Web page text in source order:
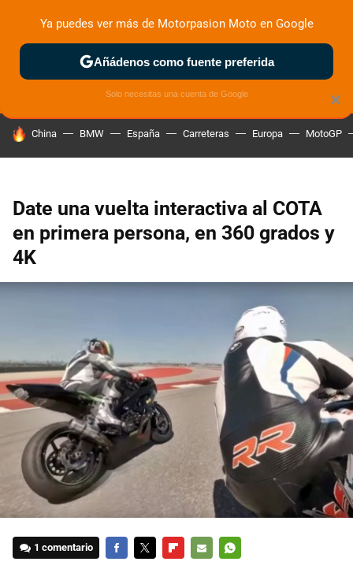
ZONA DE PRUEBAS DEPORTIVAS MOTOS ELÉCTRICAS
HOY SE HABLA DE
China BMW España Carreteras Europa MotoGP
Date una vuelta interactiva al COTA
en primera persona, en 360 grados y
4K
1 comentario
×
Ya puedes ver más de Motorpasion Moto en Google
Añádenos como fuente preferida
Solo necesitas una cuenta de Google